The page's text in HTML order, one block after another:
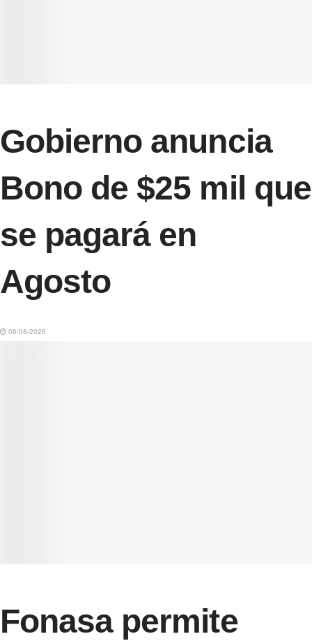
Gobierno anuncia
Bono de $25 mil que
se pagará en
Agosto
06/08/2026
Fonasa permite